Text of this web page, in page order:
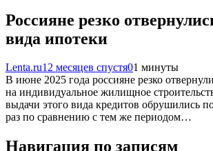
Россияне резко
вида ипотеки
Lenta.ru12 месяцев спустя01 минуты
В июне 2025 года россияне резко
на индивидуальное жилищное
выдачи этого вида кредитов обрушились
раз по сравнению с тем же периодом…
Навигация по записям